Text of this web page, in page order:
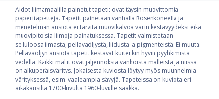
Aidot liimamaalilla painetut tapetit ovat täysin muovittomia
paperitapetteja. Tapetit painetaan vanhalla Rosenkoneella ja
menetelmän ansiota ei tarvita muovikalvoa värin kestävyydeksi eikä
muovipitoisia liimoja painatuksessa. Tapetit valmistetaan
selluloosaliimasta, pellavaöljystä, liidusta ja pigmenteistä. Ei muuta.
Pellavaöljyn ansiota tapetit kestävät kuitenkin hyvin pyyhkimistä
vedellä. Kaikki mallit ovat jäljennöksiä vanhoista malleista ja niissä
on alkuperäisväritys. Jokaisesta kuviosta löytyy myös muunnelmia
värityksessä, esim. vaaleampia sävyjä. Tapeteissa on kuviota eri
aikakausilta 1700-luvulta 1960-luvulle saakka.